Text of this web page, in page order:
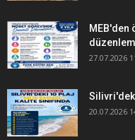
MEB'den
27.07.2026
20.07.2026